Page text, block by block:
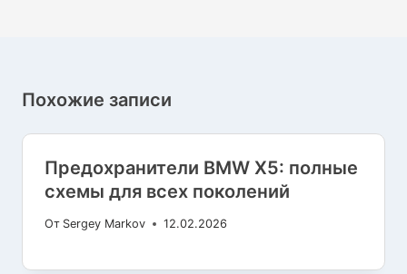
Похожие записи
Предохранители BMW X5: полные
схемы для всех поколений
От Sergey Markov 12.02.2026